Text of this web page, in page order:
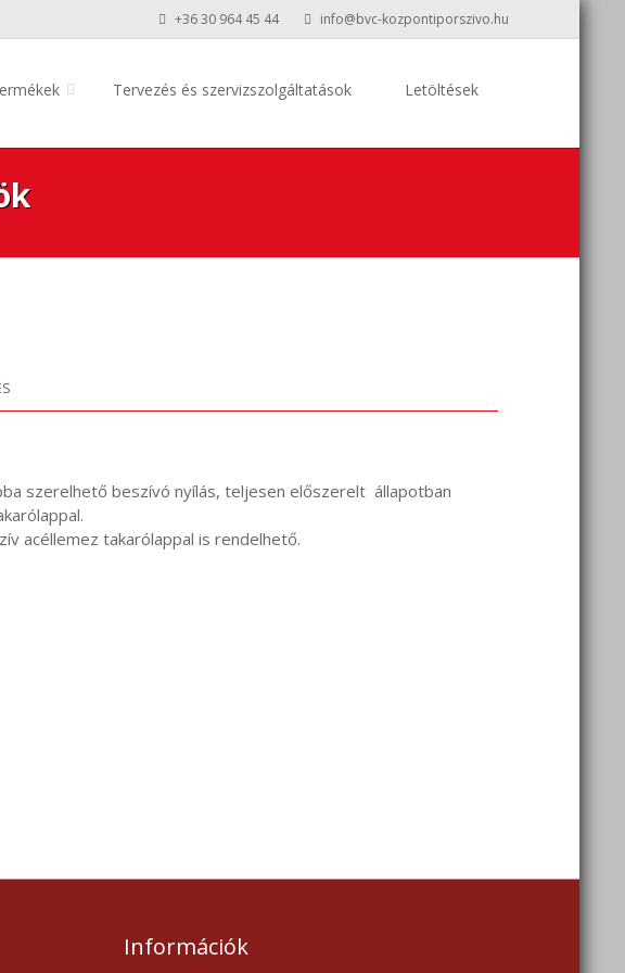
+36 30 964 45 44 info@bvc-kozpontiporszivo.hu
Tervezés és szervizszolgáltatások Letöltések
szerelhető beszívó nyílás, teljesen előszerelt állapotban
acéllemez takarólappal is rendelhető.
Információk